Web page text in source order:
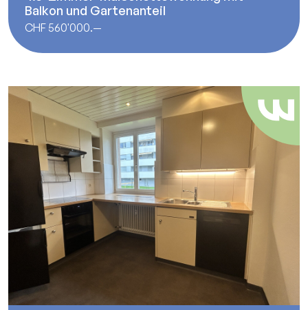
Balkon und Gartenanteil
CHF 560'000.—